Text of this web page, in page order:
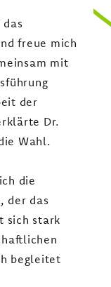
freue mich
mit
der
Dr.
Wahl.
die
der das
sich stark
begleitet